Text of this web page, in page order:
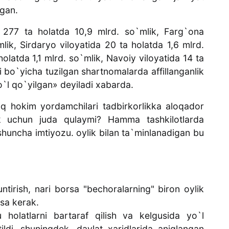
277 ta holatda 10,9 mlrd. so`mlik, Farg`ona
Sirdaryo viloyatida 20 ta holatda 1,6 mlrd.
1,1 mlrd. so`mlik, Navoiy viloyatida 14 ta
tuzilgan shartnomalarda affillanganlik
qo`yilgan» deyiladi xabarda.
hokim yordamchilari tadbirkorlikka aloqador
juda qulaymi? Hamma tashkilotlarda
imtiyozu. oylik bilan ta`minlanadigan bu
nari borsa "bechoralarning" biron oylik
kerak.
holatlarni bartaraf qilish va kelgusida yo`l